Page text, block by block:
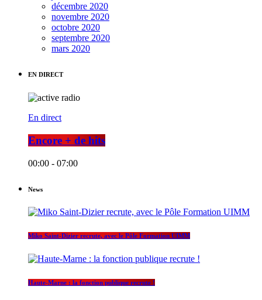
décembre 2020
novembre 2020
octobre 2020
septembre 2020
mars 2020
EN DIRECT
En direct
Encore + de hits
00:00 - 07:00
News
Miko Saint-Dizier recrute, avec le Pôle Formation UIMM
Haute-Marne : la fonction publique recrute !